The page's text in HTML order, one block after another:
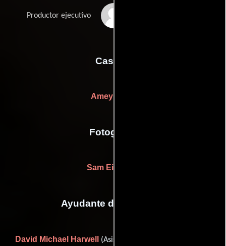
Productor ejecutivo
Casting
Amey René
Fotografia
Sam Eilertsen
Ayudante de dirección
David Michael Harwell (Asistente de dirección) y